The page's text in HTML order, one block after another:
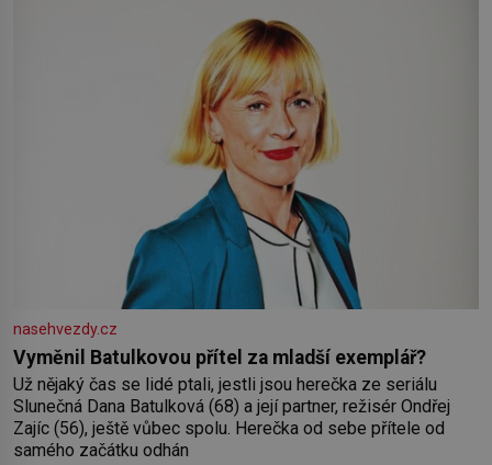
nasehvezdy.cz
Vyměnil Batulkovou přítel za mladší exemplář?
Už nějaký čas se lidé ptali, jestli jsou herečka ze seriálu
Slunečná Dana Batulková (68) a její partner, režisér Ondřej
Zajíc (56), ještě vůbec spolu. Herečka od sebe přítele od
samého začátku odhán